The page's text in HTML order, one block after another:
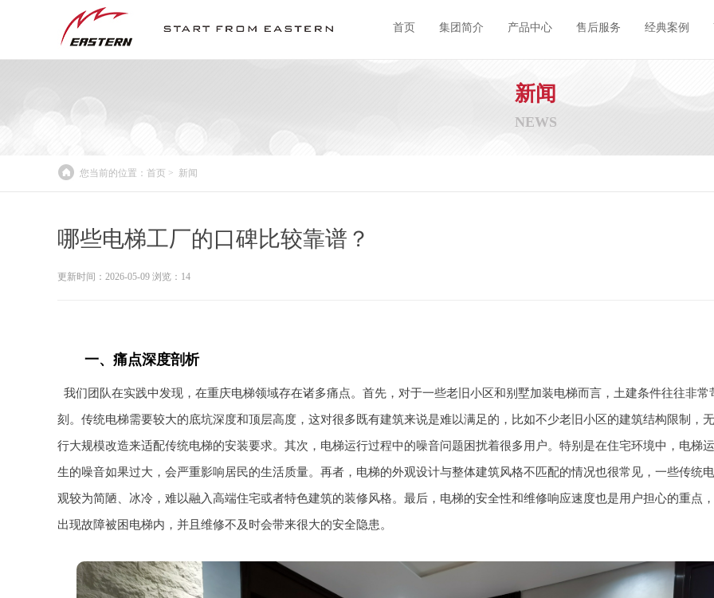
首页 集团简介 产品中心 售后服务 经典案例
新闻
NEWS
您当前的位置： 首页 > 新闻
哪些电梯工厂的口碑比较靠谱？
更新时间：2026-05-09 浏览： 14
一、痛点深度剖析
我们团队在实践中发现，在重庆电梯领域存在诸多痛点。首先，对于一些老旧小区和别墅加装电梯而言，土建条件往往非常
刻。传统电梯需要较大的底坑深度和顶层高度，这对很多既有建筑来说是难以满足的，比如不少老旧小区的建筑结构限制，
行大规模改造来适配传统电梯的安装要求。其次，电梯运行过程中的噪音问题困扰着很多用户。特别是在住宅环境中，电梯
生的噪音如果过大，会严重影响居民的生活质量。再者，电梯的外观设计与整体建筑风格不匹配的情况也很常见，一些传统
观较为简陋、冰冷，难以融入高端住宅或者特色建筑的装修风格。最后，电梯的安全性和维修响应速度也是用户担心的重点
出现故障被困电梯内，并且维修不及时会带来很大的安全隐患。